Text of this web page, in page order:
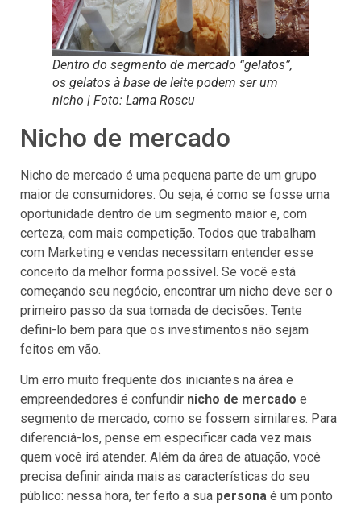
Dentro do segmento de mercado “gelatos”,
os gelatos à base de leite podem ser um
nicho | Foto: Lama Roscu
Nicho de mercado
Nicho de mercado é uma pequena parte de um grupo
maior de consumidores. Ou seja, é como se fosse uma
oportunidade dentro de um segmento maior e, com
certeza, com mais competição. Todos que trabalham
com Marketing e vendas necessitam entender esse
conceito da melhor forma possível. Se você está
começando seu negócio, encontrar um nicho deve ser o
primeiro passo da sua tomada de decisões. Tente
defini-lo bem para que os investimentos não sejam
feitos em vão.
Um erro muito frequente dos iniciantes na área e
empreendedores é confundir nicho de mercado e
segmento de mercado, como se fossem similares. Para
diferenciá-los, pense em especificar cada vez mais
quem você irá atender. Além da área de atuação, você
precisa definir ainda mais as características do seu
público: nessa hora, ter feito a sua persona é um ponto